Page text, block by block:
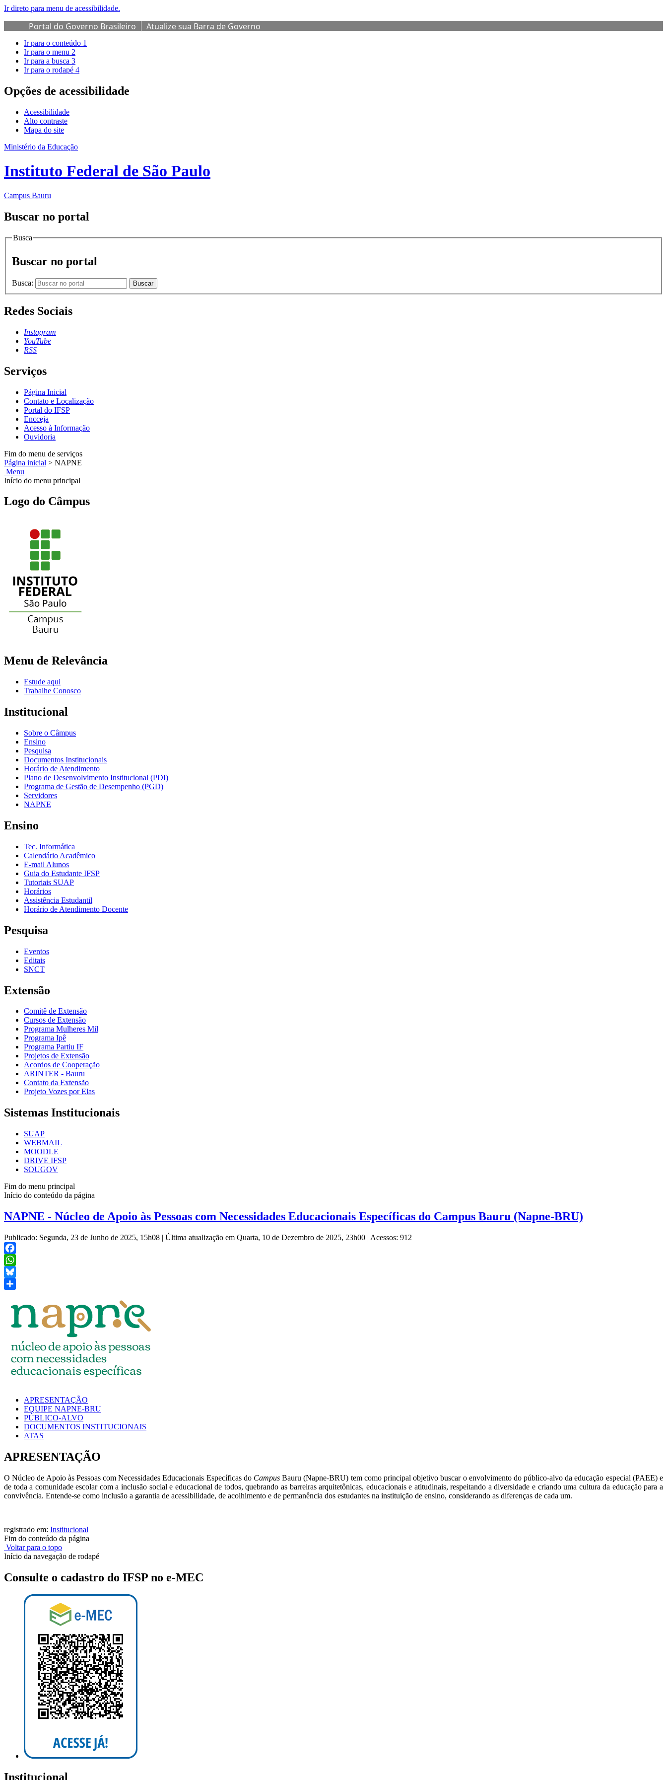
Ir direto para menu de acessibilidade.
Portal do Governo Brasileiro Atualize sua Barra de Governo
Ir para o conteúdo 1
Ir para o menu 2
Ir para a busca 3
Ir para o rodapé 4
Opções de acessibilidade
Acessibilidade
Alto contraste
Mapa do site
Ministério da Educação
Instituto Federal de São Paulo
Campus Bauru
Buscar no portal
Busca
Buscar no portal
Busca: Buscar
Redes Sociais
Instagram
YouTube
RSS
Serviços
Página Inicial
Contato e Localização
Portal do IFSP
Encceja
Acesso à Informação
Ouvidoria
Fim do menu de serviços
Página inicial > NAPNE
Menu
Início do menu principal
Logo do Câmpus
Menu de Relevância
Estude aqui
Trabalhe Conosco
Institucional
Sobre o Câmpus
Ensino
Pesquisa
Documentos Institucionais
Horário de Atendimento
Plano de Desenvolvimento Institucional (PDI)
Programa de Gestão de Desempenho (PGD)
Servidores
NAPNE
Ensino
Tec. Informática
Calendário Acadêmico
E-mail Alunos
Guia do Estudante IFSP
Tutoriais SUAP
Horários
Assistência Estudantil
Horário de Atendimento Docente
Pesquisa
Eventos
Editais
SNCT
Extensão
Comitê de Extensão
Cursos de Extensão
Programa Mulheres Mil
Programa Ipê
Programa Partiu IF
Projetos de Extensão
Acordos de Cooperação
ARINTER - Bauru
Contato da Extensão
Projeto Vozes por Elas
Sistemas Institucionais
SUAP
WEBMAIL
MOODLE
DRIVE IFSP
SOUGOV
Fim do menu principal
Início do conteúdo da página
NAPNE - Núcleo de Apoio às Pessoas com Necessidades Educacionais Específicas do Campus Bauru (Napne-BRU)
Publicado: Segunda, 23 de Junho de 2025, 15h08 | Última atualização em Quarta, 10 de Dezembro de 2025, 23h00 | Acessos: 912
Facebook
WhatsApp
Bluesky
APRESENTAÇÃO
EQUIPE NAPNE-BRU
PÚBLICO-ALVO
DOCUMENTOS INSTITUCIONAIS
ATAS
APRESENTAÇÃO
O Núcleo de Apoio às Pessoas com Necessidades Educacionais Específicas do Campus Bauru (Napne-BRU) tem como principal objetivo buscar o envolvimento do público-alvo da educação especial (PAEE) e
de toda a comunidade escolar com a inclusão social e educacional de todos, quebrando as barreiras arquitetônicas, educacionais e atitudinais, respeitando a diversidade e criando uma cultura da educação para a
convivência. Entende-se como inclusão a garantia de acessibilidade, de acolhimento e de permanência dos estudantes na instituição de ensino, considerando as diferenças de cada um.
registrado em: Institucional
Fim do conteúdo da página
Voltar para o topo
Início da navegação de rodapé
Consulte o cadastro do IFSP no e-MEC
Institucional